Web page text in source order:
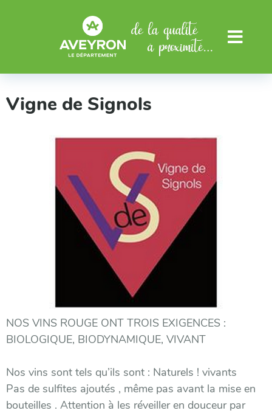
Menu
Vigne de Signols
NOS VINS ROUGE ONT TROIS EXIGENCES :
BIOLOGIQUE, BIODYNAMIQUE, VIVANT
Nos vins sont tels qu’ils sont : Naturels ! vivants
Pas de sulfites ajoutés , même pas avant la mise en
bouteilles . Attention à les réveiller en douceur par